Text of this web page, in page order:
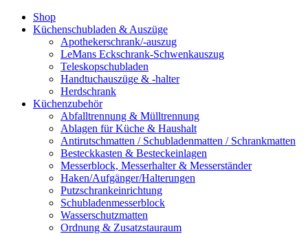
Shop
Küchenschubladen & Auszüge
Apothekerschrank/-auszug
LeMans Eckschrank-Schwenkauszug
Teleskopschubladen
Handtuchauszüge & -halter
Herdschrank
Küchenzubehör
Abfalltrennung & Mülltrennung
Ablagen für Küche & Haushalt
Antirutschmatten / Schubladenmatten / Schrankmatten
Besteckkasten & Besteckeinlagen
Messerblock, Messerhalter & Messerständer
Haken/Aufgänger/Halterungen
Putzschrankeinrichtung
Schubladenmesserblock
Wasserschutzmatten
Ordnung & Zusatzstauraum